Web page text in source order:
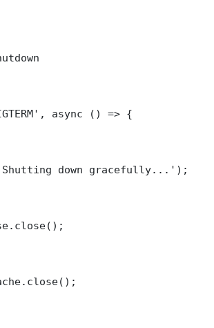
async () => {
down gracefully...');